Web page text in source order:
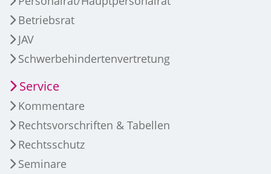
Betriebsrat
JAV
Schwerbehindertenvertretung
Service
Kommentare
Rechtsvorschriften & Tabellen
Rechtsschutz
Seminare